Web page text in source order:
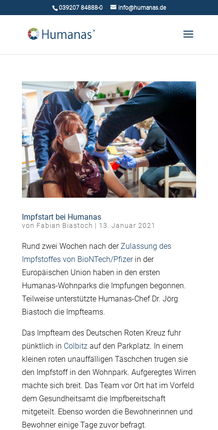
039207 84888-0 info@humanas.de
Impfstart bei Humanas
von Fabian Biastoch | 13. Januar 2021
Rund zwei Wochen nach derZulassung des
Impfstoffes von BioNTech/Pfizerin der
Europäischen Union haben in den ersten
Humanas-Wohnparks die Impfungen begonnen.
Teilweise unterstützte Humanas-Chef Dr. Jörg
Biastoch die Impfteams.
Das Impfteam des Deutschen Roten Kreuz fuhr
pünktlich in Colbitzauf den Parkplatz. In einem
kleinen roten unauffälligen Täschchen trugen sie
den Impfstoff in den Wohnpark. Aufgeregtes Wirren
machte sich breit. Das Team vor Ort hat im Vorfeld
dem Gesundheitsamt die Impfbereitschaft
mitgeteilt. Ebenso worden die Bewohnerinnen und
Bewohner einige Tage zuvor befragt.